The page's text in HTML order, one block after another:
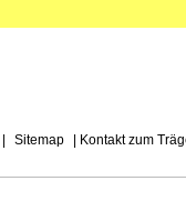
Sitemap Kontakt zum